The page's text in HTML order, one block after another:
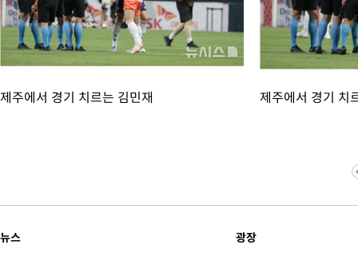
제주에서 경기 치르는 김민재 제주에서 경기 치
뉴스 광장